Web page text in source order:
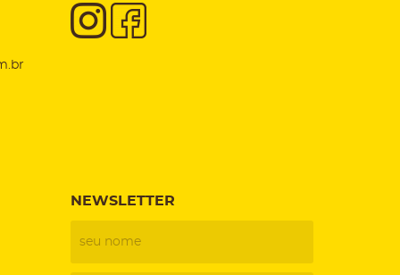
NEWSLETTER